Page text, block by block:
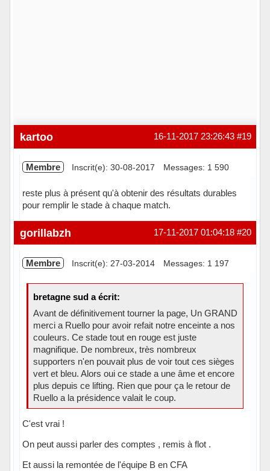
#19
16-11-2017 23:26:43
kartoo
Membre Inscrit(e): 30-08-2017 Messages: 1 590
reste plus à présent qu'à obtenir des résultats durables
pour remplir le stade à chaque match.
Hors ligne #20
17-11-2017 01:04:18
gorillabzh
Membre Inscrit(e): 27-03-2014 Messages: 1 197
bretagne sud a écrit:
Avant de définitivement tourner la page, Un GRAND
merci a Ruello pour avoir refait notre enceinte a nos
couleurs. Ce stade tout en rouge est juste
magnifique. De nombreux, très nombreux
supporters n'en pouvait plus de voir tout ces sièges
vert et bleu. Alors oui ce stade a une âme et encore
plus depuis ce lifting. Rien que pour ça le retour de
Ruello a la présidence valait le coup.
C'est vrai !
On peut aussi parler des comptes , remis à flot .
Et aussi la remontée de l'équipe B en CFA